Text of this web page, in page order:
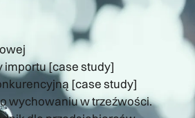
importu [case study]
[case study]
wychowaniu w trzeźwości.